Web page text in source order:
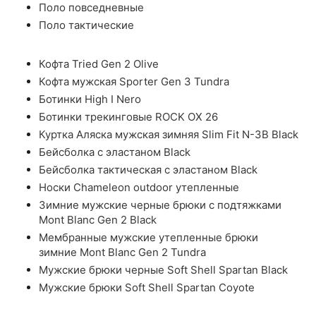
Поло повседневные
Поло тактические
Кофта Tried Gen 2 Olive
Кофта мужская Sporter Gen 3 Tundra
Ботинки High I Nero
Ботинки трекинговые ROCK OX 26
Куртка Аляска мужская зимняя Slim Fit N-3B Black
Бейсболка с эластаном Black
Бейсболка тактическая с эластаном Black
Носки Chameleon outdoor утепленные
Зимние мужские черные брюки с подтяжками
Mont Blanc Gen 2 Black
Мембранные мужские утепленные брюки
зимние Mont Blanc Gen 2 Tundra
Мужские брюки черные Soft Shell Spartan Black
Мужские брюки Soft Shell Spartan Coyote